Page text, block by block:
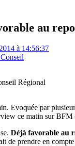
au
à 14:56:37
Régional
Evoquée par
ce matin sur BFM
Déjà favorable au
de prendre en